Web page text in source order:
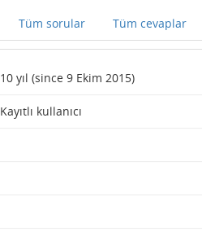
Tüm sorular Tüm cevaplar
10 yıl (since 9 Ekim 2015)
Kayıtlı kullanıcı